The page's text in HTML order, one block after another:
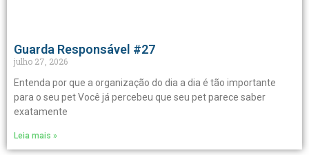
Guarda Responsável #27
julho 27, 2026
Entenda por que a organização do dia a dia é tão importante
para o seu pet Você já percebeu que seu pet parece saber
exatamente
Leia mais »